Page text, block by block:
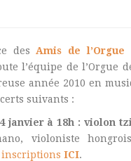
des Amis de l’Orgue
l’équipe de l’Orgue
année 2010 en
suivants :
janvier à 18h : violon
violoniste
inscriptions ICI.